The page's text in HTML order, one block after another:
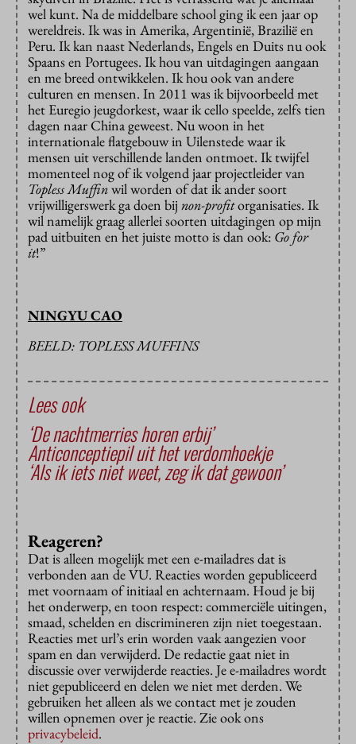
wel kunt. Na de middelbare school ging ik een jaar op
wereldreis. Ik was in Amerika, Argentinië, Brazilië en
Peru. Ik kan naast Nederlands, Engels en Duits nu ook
Spaans en Portugees. Ik hou van uitdagingen aangaan
en me breed ontwikkelen. Ik hou ook van andere
culturen en mensen. In 2011 was ik bijvoorbeeld met
het Euregio jeugdorkest, waar ik cello speelde, zelfs tien
dagen naar China geweest. Nu woon in het
internationale flatgebouw in Uilenstede waar ik
mensen uit verschillende landen ontmoet. Ik twijfel
momenteel nog of ik volgend jaar projectleider van
Topless Muffinwil worden of dat ik ander soort
vrijwilligerswerk ga doen bij non-profitorganisaties. Ik
wil namelijk graag allerlei soorten uitdagingen op mijn
pad uitbuiten en het juiste motto is dan ook: Go for
it!”
NINGYU CAO
BEELD: TOPLESS MUFFINS
Lees ook
‘De nachtmerries horen erbij’
Anticonceptiepil uit het verdomhoekje
‘Als ik iets niet weet, zeg ik dat gewoon’
Reageren?
Dat is alleen mogelijk met een e-mailadres dat is
verbonden aan de VU. Reacties worden gepubliceerd
met voornaam of initiaal en achternaam. Houd je bij
het onderwerp, en toon respect: commerciële uitingen,
smaad, schelden en discrimineren zijn niet toegestaan.
Reacties met url’s erin worden vaak aangezien voor
spam en dan verwijderd. De redactie gaat niet in
discussie over verwijderde reacties. Je e-mailadres wordt
niet gepubliceerd en delen we niet met derden. We
gebruiken het alleen als we contact met je zouden
willen opnemen over je reactie. Zie ook ons
privacybeleid.